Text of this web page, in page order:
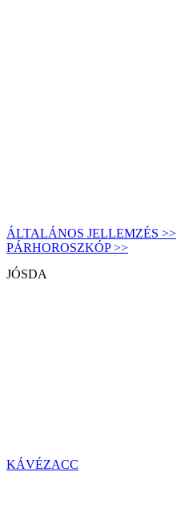
ÁLTALÁNOS JELLEMZÉS >>
PÁRHOROSZKÓP >>
JÓSDA
KÁVÉZACC